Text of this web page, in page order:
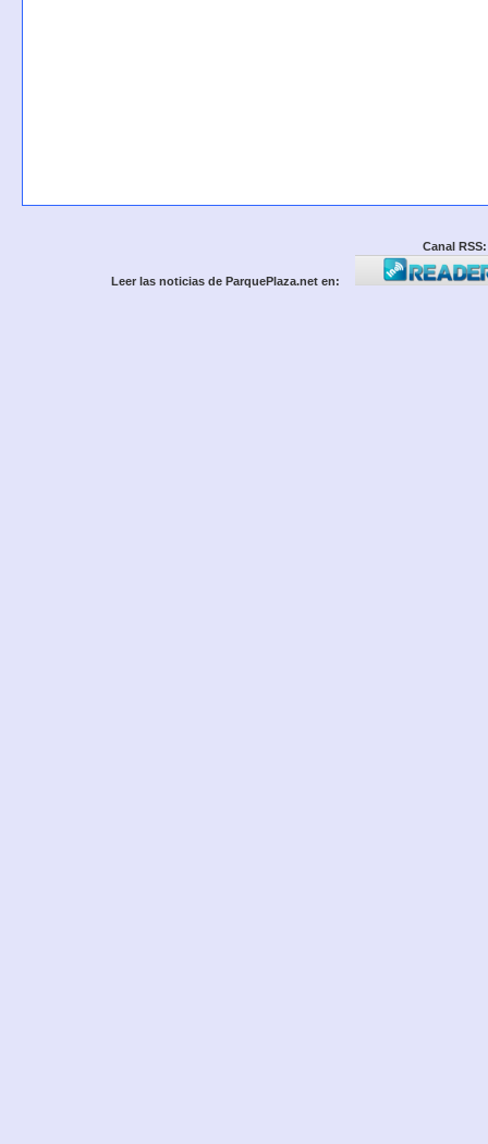
Canal RSS:
Leer las noticias de ParquePlaza.net en: